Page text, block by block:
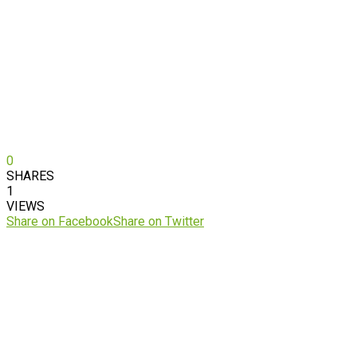
0
SHARES
1
VIEWS
Share on FacebookShare on Twitter